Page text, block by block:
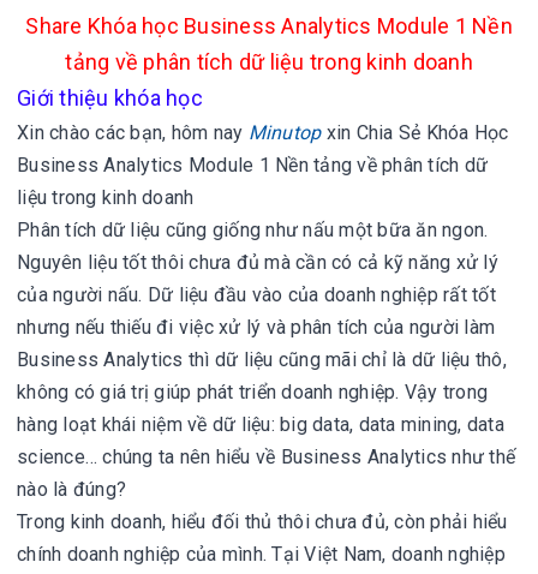
Share Khóa học Business Analytics Module 1 Nền
tảng về phân tích dữ liệu trong kinh doanh
Giới thiệu khóa học
Xin chào các bạn, hôm nay Minutop xin Chia Sẻ Khóa Học
Business Analytics Module 1 Nền tảng về phân tích dữ
liệu trong kinh doanh
Phân tích dữ liệu cũng giống như nấu một bữa ăn ngon.
Nguyên liệu tốt thôi chưa đủ mà cần có cả kỹ năng xử lý
của người nấu. Dữ liệu đầu vào của doanh nghiệp rất tốt
nhưng nếu thiếu đi việc xử lý và phân tích của người làm
Business Analytics thì dữ liệu cũng mãi chỉ là dữ liệu thô,
không có giá trị giúp phát triển doanh nghiệp. Vậy trong
hàng loạt khái niệm về dữ liệu: big data, data mining, data
science… chúng ta nên hiểu về Business Analytics như thế
nào là đúng?
Trong kinh doanh, hiểu đối thủ thôi chưa đủ, còn phải hiểu
chính doanh nghiệp của mình. Tại Việt Nam, doanh nghiệp